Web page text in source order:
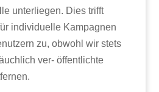
unterliegen. Dies trifft
individuelle Kampagnen
zu, obwohl wir stets
ver- öffentlichte